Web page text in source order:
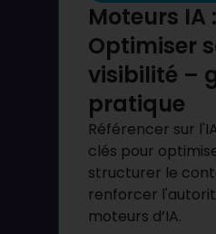
Moteurs IA :
Optimiser
visibilité –
pratique
Référencer sur
clés pour
structurer le
renforcer
moteurs d’IA.